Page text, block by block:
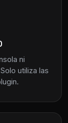
ni
utiliza las